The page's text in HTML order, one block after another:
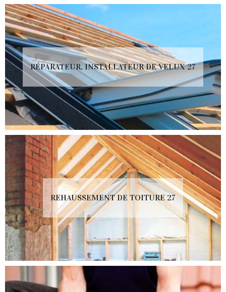
RÉPARATEUR, INSTALLATEUR DE VELUX 27
REHAUSSEMENT DE TOITURE 27